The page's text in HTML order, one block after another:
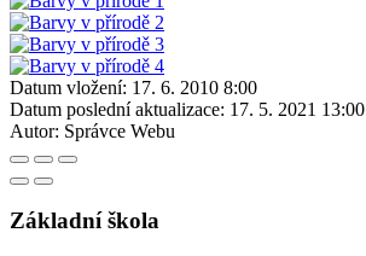
Datum vložení: 17. 6. 2010 8:00
Datum poslední aktualizace: 17. 5. 2021 13:00
Autor: Správce Webu
Základní škola